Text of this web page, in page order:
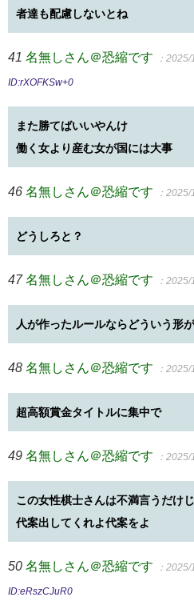
者達も配慮しないとね
41 名無しさん＠恐縮です ：
ID:rXOFKSw+0
また勝てばいいやんけ
働く女より産む女が国には大事
46 名無しさん＠恐縮です ：
どうしろと？
47 名無しさん＠恐縮です ：
人が作ったルールならどういう形
48 名無しさん＠恐縮です ：
超高額賞金タイトルに集中で
49 名無しさん＠恐縮です ：
この女性棋士さんは不満言うだけ
代案出してくれよ代案をよ
50 名無しさん＠恐縮です ：
ID:eRszCJuR0